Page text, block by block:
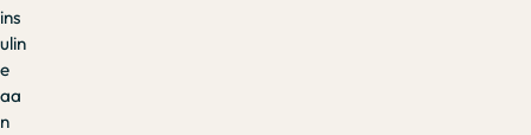
ins
ulin
e
aa
n